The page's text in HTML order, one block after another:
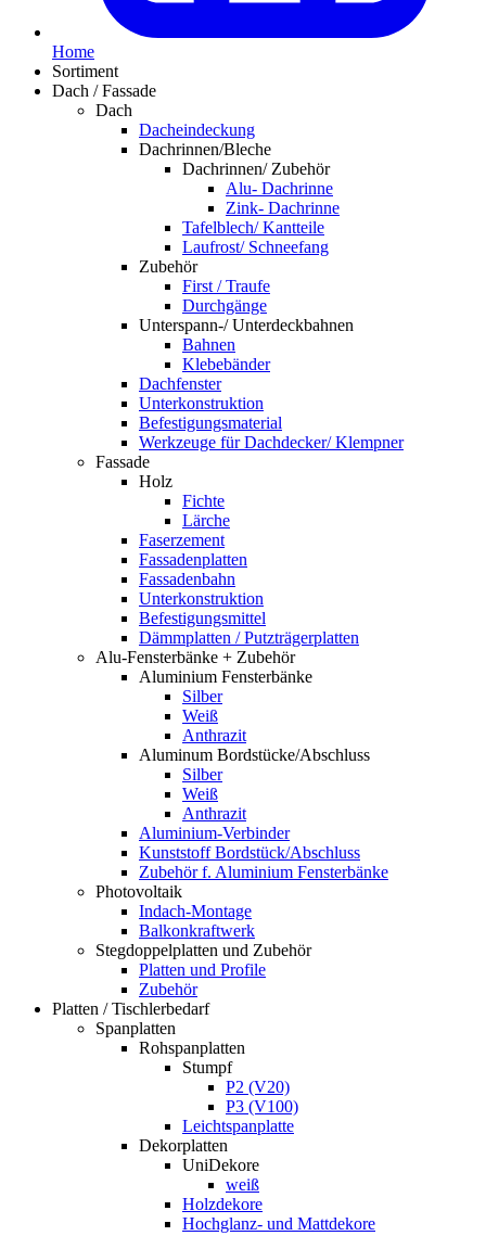
Home
Sortiment
Dach / Fassade
Dach
Dacheindeckung
Dachrinnen/Bleche
Dachrinnen/ Zubehör
Alu- Dachrinne
Zink- Dachrinne
Tafelblech/ Kantteile
Laufrost/ Schneefang
Zubehör
First / Traufe
Durchgänge
Unterspann-/ Unterdeckbahnen
Bahnen
Klebebänder
Dachfenster
Unterkonstruktion
Befestigungsmaterial
Werkzeuge für Dachdecker/ Klempner
Fassade
Holz
Fichte
Lärche
Faserzement
Fassadenplatten
Fassadenbahn
Unterkonstruktion
Befestigungsmittel
Dämmplatten / Putzträgerplatten
Alu-Fensterbänke + Zubehör
Aluminium Fensterbänke
Silber
Weiß
Anthrazit
Aluminum Bordstücke/Abschluss
Silber
Weiß
Anthrazit
Aluminium-Verbinder
Kunststoff Bordstück/Abschluss
Zubehör f. Aluminium Fensterbänke
Photovoltaik
Indach-Montage
Balkonkraftwerk
Stegdoppelplatten und Zubehör
Platten und Profile
Zubehör
Platten / Tischlerbedarf
Spanplatten
Rohspanplatten
Stumpf
P2 (V20)
P3 (V100)
Leichtspanplatte
Dekorplatten
UniDekore
weiß
Holzdekore
Hochglanz- und Mattdekore